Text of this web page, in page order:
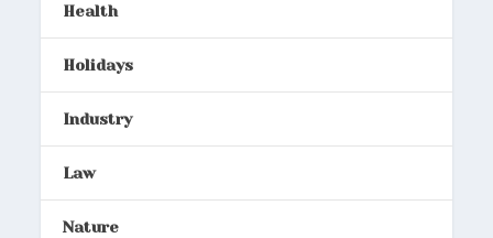
Health
Holidays
Industry
Law
Nature